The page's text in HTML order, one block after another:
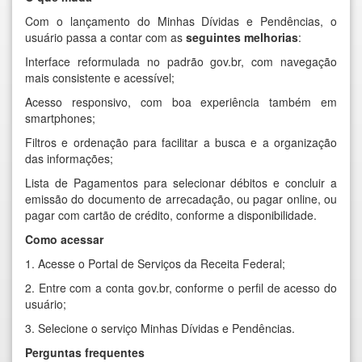
Com o lançamento do Minhas Dívidas e Pendências, o
usuário passa a contar com as seguintes melhorias:
Interface reformulada no padrão gov.br, com navegação
mais consistente e acessível;
Acesso responsivo, com boa experiência também em
smartphones;
Filtros e ordenação para facilitar a busca e a organização
das informações;
Lista de Pagamentos para selecionar débitos e concluir a
emissão do documento de arrecadação, ou pagar online, ou
pagar com cartão de crédito, conforme a disponibilidade.
Como acessar
1. Acesse o Portal de Serviços da Receita Federal;
2. Entre com a conta gov.br, conforme o perfil de acesso do
usuário;
3. Selecione o serviço Minhas Dívidas e Pendências.
Perguntas frequentes